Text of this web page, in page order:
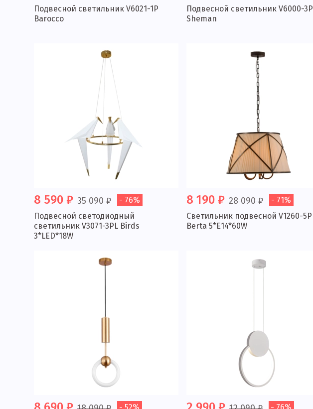
Подвесной светильник V6021-1P
Barocco
Подвесной светильник V6000-3P
Sheman
8 590 ₽ 35 090 ₽
- 76%
Подвесной светодиодный
светильник V3071-3PL Birds
3*LED*18W
8 190 ₽ 28 090 ₽
- 71%
Светильник подвесной V1260-5P
Berta 5*E14*60W